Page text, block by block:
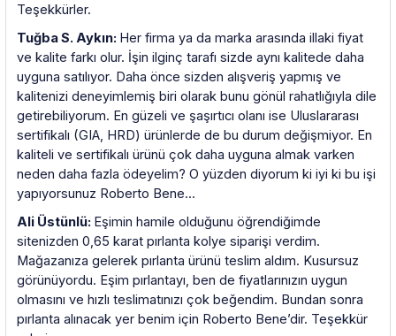
Teşekkürler.
Tuğba S. Aykın: Her firma ya da marka arasında illaki fiyat
ve kalite farkı olur. İşin ilginç tarafı sizde aynı kalitede daha
uyguna satılıyor. Daha önce sizden alışveriş yapmış ve
kalitenizi deneyimlemiş biri olarak bunu gönül rahatlığıyla dile
getirebiliyorum. En güzeli ve şaşırtıcı olanı ise Uluslararası
sertifikalı (GIA, HRD) ürünlerde de bu durum değişmiyor. En
kaliteli ve sertifikalı ürünü çok daha uyguna almak varken
neden daha fazla ödeyelim? O yüzden diyorum ki iyi ki bu işi
yapıyorsunuz Roberto Bene...
Ali Üstünlü: Eşimin hamile olduğunu öğrendiğimde
sitenizden 0,65 karat pırlanta kolye siparişi verdim.
Mağazanıza gelerek pırlanta ürünü teslim aldım. Kusursuz
görünüyordu. Eşim pırlantayı, ben de fiyatlarınızın uygun
olmasını ve hızlı teslimatınızı çok beğendim. Bundan sonra
pırlanta alınacak yer benim için Roberto Bene’dir. Teşekkür